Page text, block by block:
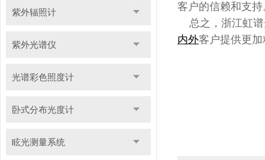
紫外辐照计
紫外光谱仪
光谱彩色照度计
卧式分布光度计
眩光测量系统
客户的信赖和支持
总之，浙江虹谱
内外客户提供更